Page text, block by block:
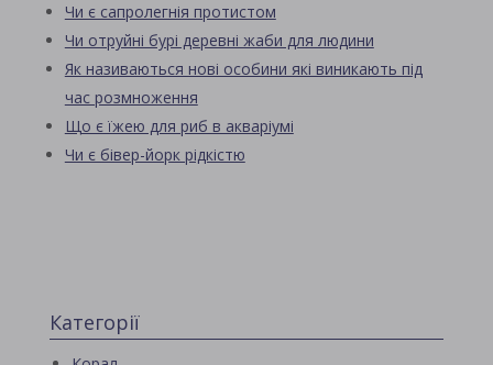
Чи є сапролегнія протистом
Чи отруйні бурі деревні жаби для людини
Як називаються нові особини які виникають під
час розмноження
Що є їжею для риб в акваріумі
Чи є бівер-йорк рідкістю
Категорії